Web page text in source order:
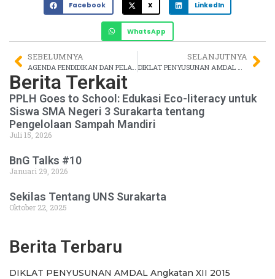
Facebook X LinkedIn
WhatsApp
SEBELUMNYA SELANJUTNYA
Berita Terkait
PPLH Goes to School: Edukasi Eco-literacy untuk
Siswa SMA Negeri 3 Surakarta tentang
Pengelolaan Sampah Mandiri
Juli 15, 2026
BnG Talks #10
Januari 29, 2026
Sekilas Tentang UNS Surakarta
Oktober 22, 2025
Berita Terbaru
DIKLAT PENYUSUNAN AMDAL Angkatan XII 2015